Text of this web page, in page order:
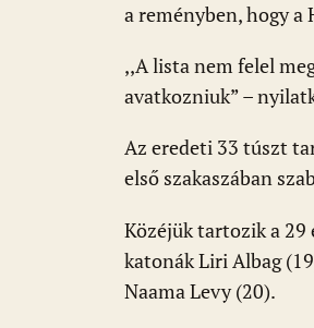
a reményben, hogy a
,,A lista nem felel
avatkozniuk” –
Az eredeti 33 túszt
első szakaszában
Közéjük tartozik a 29
katonák Liri Albag
Naama Levy (20).